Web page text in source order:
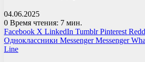
04.06.2025
0 Время чтения: 7 мин.
Facebook X LinkedIn Tumblr Pinterest
Одноклассники Messenger Messenger
Line